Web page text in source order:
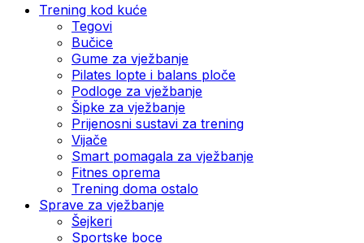
Trening kod kuće
Tegovi
Bučice
Gume za vježbanje
Pilates lopte i balans ploče
Podloge za vježbanje
Šipke za vježbanje
Prijenosni sustavi za trening
Vijače
Smart pomagala za vježbanje
Fitnes oprema
Trening doma ostalo
Sprave za vježbanje
Šejkeri
Sportske boce